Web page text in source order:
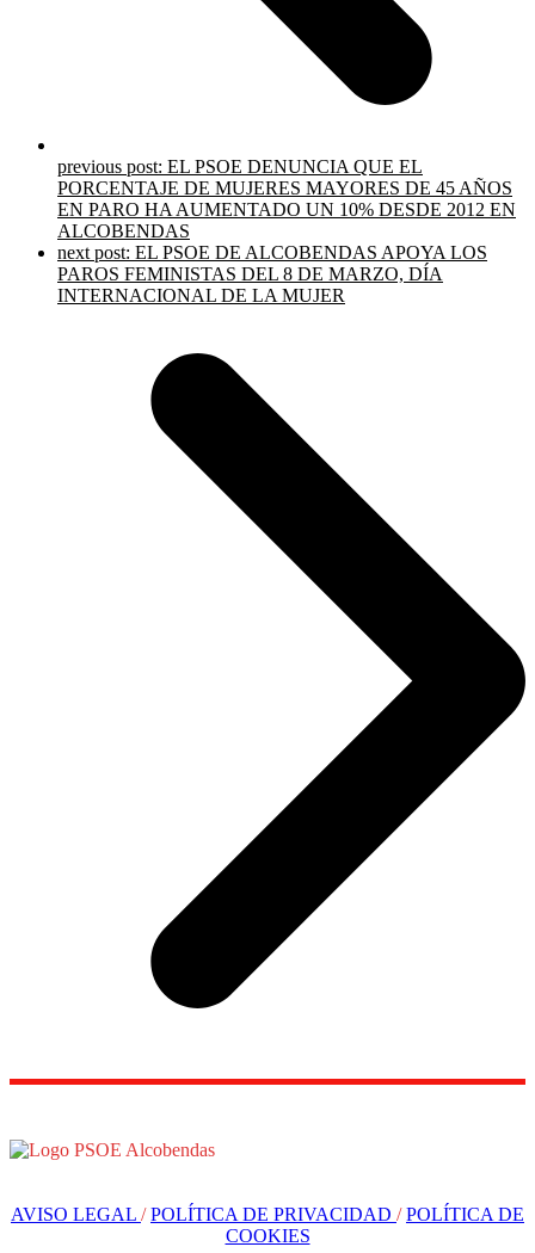
previous post: EL PSOE DENUNCIA QUE EL
PORCENTAJE DE MUJERES MAYORES DE 45 AÑOS
EN PARO HA AUMENTADO UN 10% DESDE 2012 EN
ALCOBENDAS
next post: EL PSOE DE ALCOBENDAS APOYA LOS
PAROS FEMINISTAS DEL 8 DE MARZO, DÍA
INTERNACIONAL DE LA MUJER
AVISO LEGAL /POLÍTICA DE PRIVACIDAD /POLÍTICA DE
COOKIES